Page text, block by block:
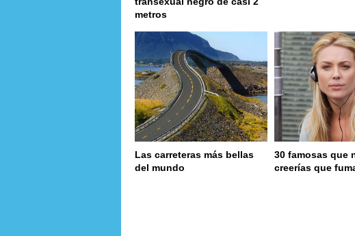
metros
Las carreteras más bellas
del mundo
30 famosas que
creerías que